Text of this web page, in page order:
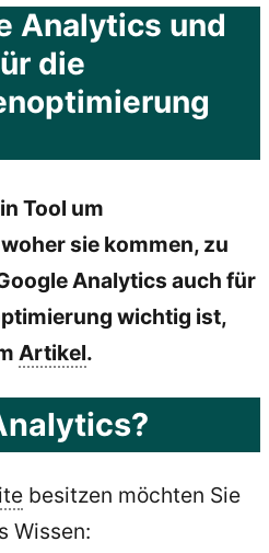
Analytics und
die
Tool um
sie kommen, zu
Analytics auch für
wichtig ist,
Artikel.
besitzen möchten Sie
Wissen: